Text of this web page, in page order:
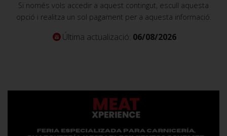
Si només vols accedir a aquest contingut, escull aquesta
opció i realitza un sol pagament per a aquesta informació.
Última actualizació: 06/08/2026